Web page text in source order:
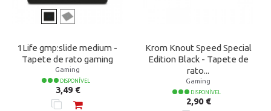
1Life gmp:slide medium -
Tapete de rato gaming
Gaming
DISPONÍVEL
Preço
3,49 €
Krom Knout Speed Special
Edition Black - Tapete de
rato...
Gaming
DISPONÍVEL
Preço
2,90 €